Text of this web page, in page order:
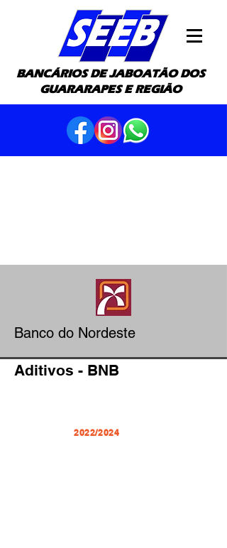
BANCÁRIOS DE JABOATÃO DOS
GUARARAPES E REGIÃO
Banco do Nordeste
Aditivos - BNB
2022/2024